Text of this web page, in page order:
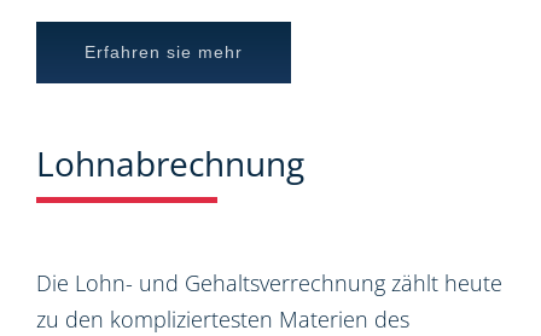
Erfahren sie mehr
Lohnabrechnung
Die Lohn- und Gehaltsverrechnung zählt heute
zu den kompliziertesten Materien des